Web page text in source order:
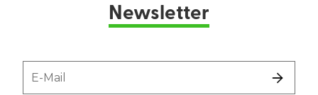
Newsletter
E-Mail